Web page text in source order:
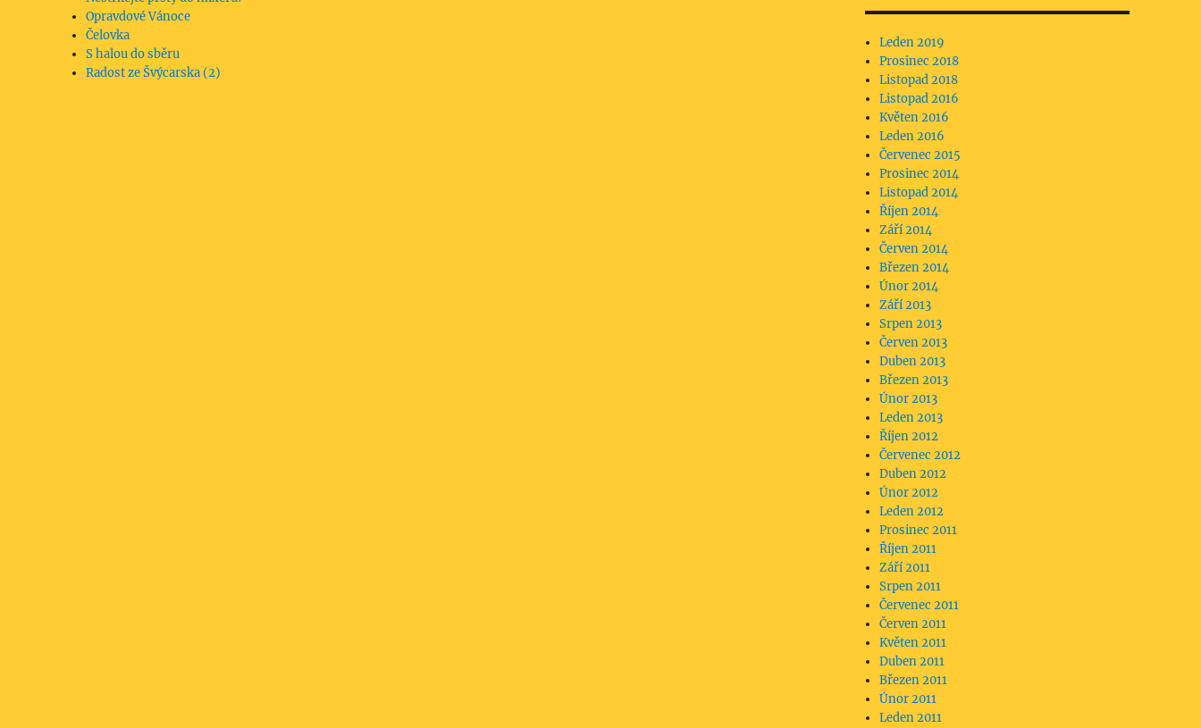
Opravdové Vánoce
Čelovka
S halou do sběru
Radost ze Švýcarska (2)
Leden 2019
Prosinec 2018
Listopad 2018
Listopad 2016
Květen 2016
Leden 2016
Červenec 2015
Prosinec 2014
Listopad 2014
Říjen 2014
Září 2014
Červen 2014
Březen 2014
Únor 2014
Září 2013
Srpen 2013
Červen 2013
Duben 2013
Březen 2013
Únor 2013
Leden 2013
Říjen 2012
Červenec 2012
Duben 2012
Únor 2012
Leden 2012
Prosinec 2011
Říjen 2011
Září 2011
Srpen 2011
Červenec 2011
Červen 2011
Květen 2011
Duben 2011
Březen 2011
Únor 2011
Leden 2011